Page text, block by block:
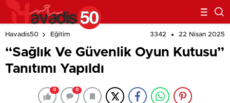
Havadis50 Eğitim 3342 22 Nisan 2025
“Sağlık Ve Güvenlik Oyun Kutusu”
Tanıtımı Yapıldı
0 0